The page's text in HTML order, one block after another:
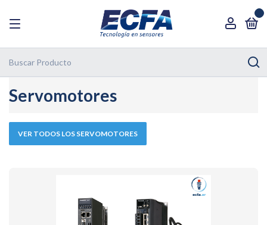
Servomotores
VER TODOS LOS SERVOMOTORES